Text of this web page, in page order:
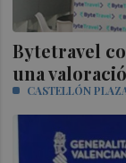
Bytetravel
una
CASTELLÓN